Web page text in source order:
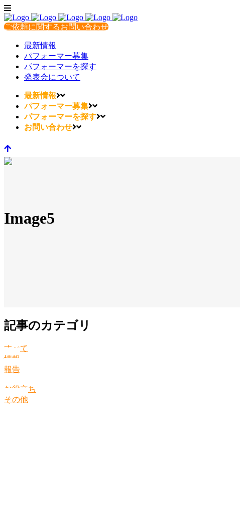
ご依頼に関するお問い合わせ
最新情報
パフォーマー募集
パフォーマーを探す
発表会について
最新情報
パフォーマー募集
パフォーマーを探す
お問い合わせ
Image5
記事のカテゴリ
すべて
情報
報告
お役立ち
その他